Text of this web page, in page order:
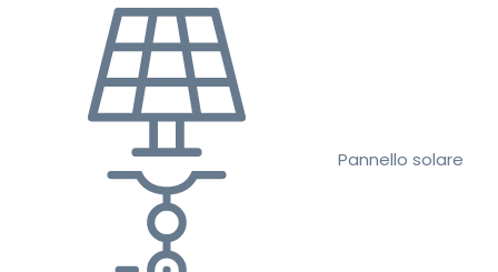
Pannello solare